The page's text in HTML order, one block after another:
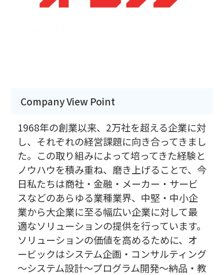
Company View Point
1968年の創業以来、2万社を超える企業に対
し、それぞれの経営課題に向き合ってきまし
た。この取り組みによって培ってきた経験と
ノウハウを積み重ね、磨き上げることで、今
日私たちは商社・金融・メーカー・サービ
スなどのあらゆる業種業界、中堅・中小企
業から大企業に至る幅広い企業に対して最
適なソリューションの提供を行っています。
ソリューションの価値を高めるために、オ
ービックはシステム企画・コンサルティング
～システム設計～プログラム開発～納品・教